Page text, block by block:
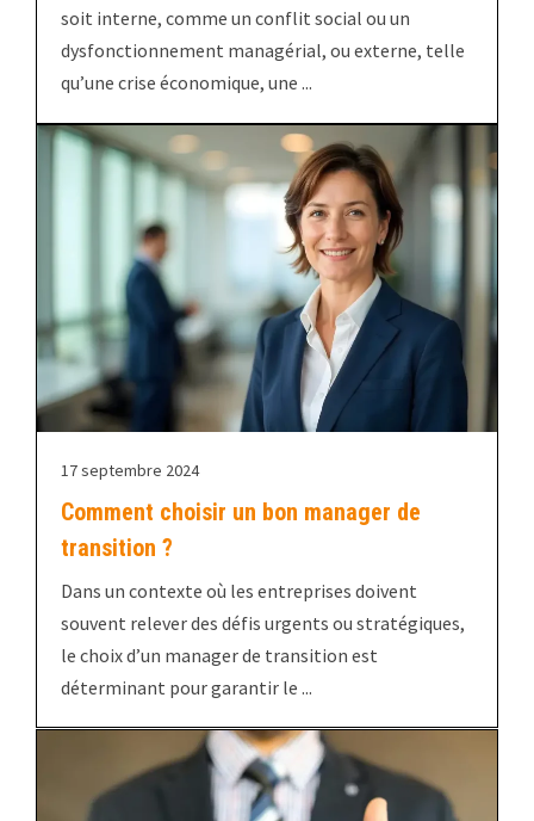
soit interne, comme un conflit social ou un
dysfonctionnement managérial, ou externe, telle
qu’une crise économique, une ...
17 septembre 2024
Comment choisir un bon manager de
transition ?
Dans un contexte où les entreprises doivent
souvent relever des défis urgents ou stratégiques,
le choix d’un manager de transition est
déterminant pour garantir le ...